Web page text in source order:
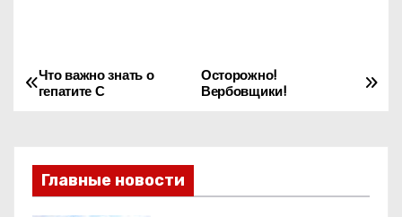
Н
в
и
Осторожно!
Вербовщики!
Что важно знать о
гепатите С
Главные новости